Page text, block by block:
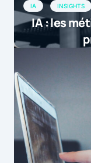
IA INSIGHTS
IA : les